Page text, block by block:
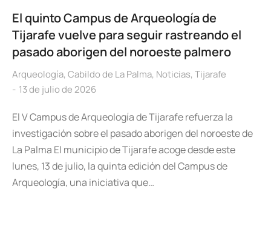
El quinto Campus de Arqueología de
Tijarafe vuelve para seguir rastreando el
pasado aborigen del noroeste palmero
Arqueología, Cabildo de La Palma, Noticias, Tijarafe
13 de julio de 2026
El V Campus de Arqueología de Tijarafe refuerza la
investigación sobre el pasado aborigen del noroeste de
La Palma El municipio de Tijarafe acoge desde este
lunes, 13 de julio, la quinta edición del Campus de
Arqueología, una iniciativa que…